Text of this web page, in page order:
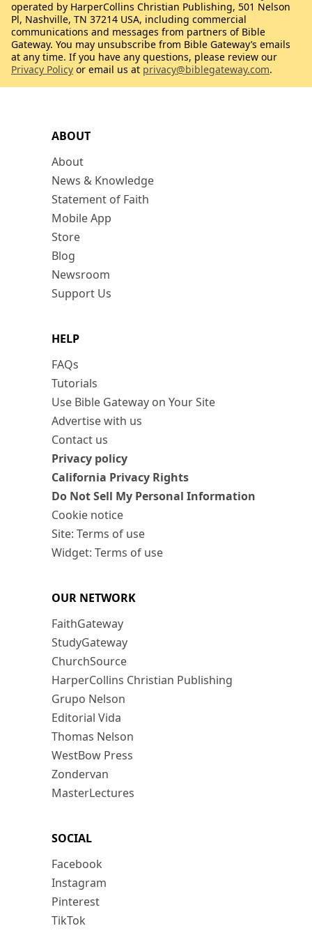
ABOUT
About
News & Knowledge
Statement of Faith
Mobile App
Store
Blog
Newsroom
Support Us
HELP
FAQs
Tutorials
Use Bible Gateway on Your Site
Advertise with us
Contact us
Privacy policy
California Privacy Rights
Do Not Sell My Personal Information
Cookie notice
Site: Terms of use
Widget: Terms of use
OUR NETWORK
FaithGateway
StudyGateway
ChurchSource
HarperCollins Christian Publishing
Grupo Nelson
Editorial Vida
Thomas Nelson
WestBow Press
Zondervan
MasterLectures
SOCIAL
Facebook
Instagram
Pinterest
TikTok
operated by HarperCollins Christian Publishing, 501 Nelson
Pl, Nashville, TN 37214 USA, including commercial
communications and messages from partners of Bible
Gateway. You may unsubscribe from Bible Gateway’s emails
at any time. If you have any questions, please review our
Privacy Policy or email us at privacy@biblegateway.com.